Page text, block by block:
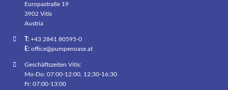
Europastraße 19
3902 Vitis
Austria
T:+43 2841 80595-0
E: office@pumpenoase.at
Geschäftszeiten Vitis:
Mo-Do: 07:00-12:00, 12:30-16:30
Fr: 07:00-13:00